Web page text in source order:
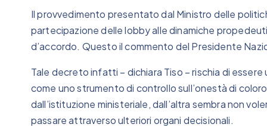
Il provvedimento presentato dal Ministro delle
partecipazione delle lobby alle dinamiche
d’accordo. Questo il commento del Presidente
Tale decreto infatti – dichiara Tiso – rischia di
come uno strumento di controllo sull’onestà di
dall’istituzione ministeriale, dall’altra sembra non
passare attraverso ulteriori organi decisionali.